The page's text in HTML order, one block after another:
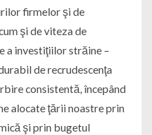
firmelor şi de
şi de viteza de
a investiţiilor străine –
de recrudescenţa
consistentă, începând
alocate ţării noastre prin
şi prin bugetul